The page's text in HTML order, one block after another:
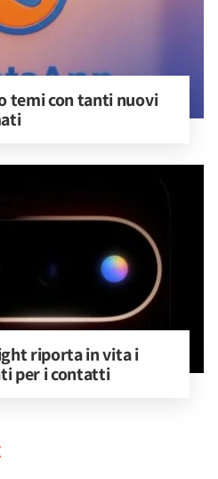
temi con tanti nuovi
riporta in vita i
per i contatti